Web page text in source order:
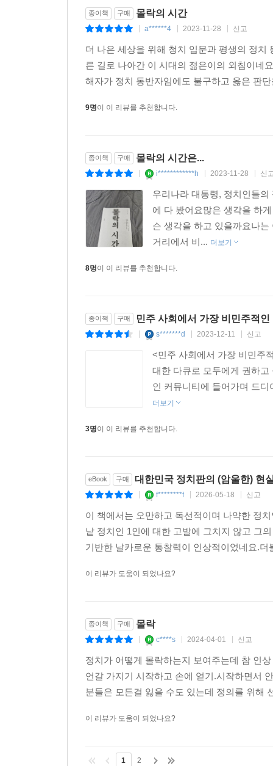
종이책 구매 몰락의 시간
a******4 2023-11-28 신고
더 나은 세상을 위해 청치 입문과 평생의 정
른 길로 나아간 이 시대의 젊은이의 외침이네
해자가 정치 동반자임에도 불구하고 옳은 판
9명이 이 리뷰를 추천합니다.
종이책 구매 몰락의 시간은...
i************h 2023-11-28 신
우리나라 대통령, 정치인들
에 다 봤어요많은 생각을 하
슨 생각을 하고 있을까요나
거리에서 비... 더보기
8명이 이 리뷰를 추천합니다.
종이책 구매 민주 사회에서 가장 비민주적
s*******d 2023-12-11 신고
<민주 사회에서 가장 비민주
대한 다큐로 모두에게 권하
인 커뮤니티에 들어가며 드
더보기
3명이 이 리뷰를 추천합니다.
eBook 구매 대한민국 정치판의 (암울한) 현
f********f 2026-05-18 신고
이 책에서는 오만하고 독선적이며 나약한 정
낱 정치인 1인에 대한 고발에 그치지 않고 그
기반한 날카로운 통찰력이 인상적이었네요.
이 리뷰가 도움이 되었나요?
종이책 구매 몰락
c****s 2024-04-01 신고
정치가 어떻게 몰락하는지 보여주는데 참 인
언갈 가지기 시작하고 손에 얻기.시작하면서
분들은 모든걸 잃을 수도 있는데 정의를 위해
이 리뷰가 도움이 되었나요?
1 2